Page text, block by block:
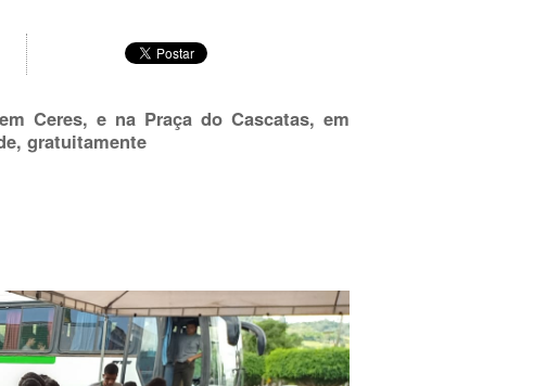
Ceres, e na Praça do Cascatas, em
gratuitamente